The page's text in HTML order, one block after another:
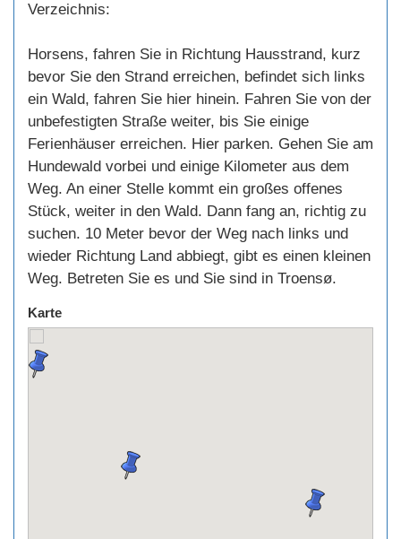
Verzeichnis:
Horsens, fahren Sie in Richtung Hausstrand, kurz
bevor Sie den Strand erreichen, befindet sich links
ein Wald, fahren Sie hier hinein. Fahren Sie von der
unbefestigten Straße weiter, bis Sie einige
Ferienhäuser erreichen. Hier parken. Gehen Sie am
Hundewald vorbei und einige Kilometer aus dem
Weg. An einer Stelle kommt ein großes offenes
Stück, weiter in den Wald. Dann fang an, richtig zu
suchen. 10 Meter bevor der Weg nach links und
wieder Richtung Land abbiegt, gibt es einen kleinen
Weg. Betreten Sie es und Sie sind in Troensø.
Karte